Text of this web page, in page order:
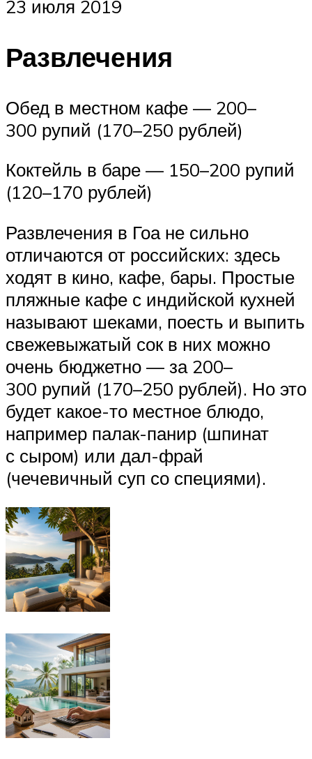
23 июля 2019
Развлечения
Обед в местном кафе — 200–
300 рупий (170–250 рублей)
Коктейль в баре — 150–200 рупий
(120–170 рублей)
Развлечения в Гоа не сильно
отличаются от российских: здесь
ходят в кино, кафе, бары. Простые
пляжные кафе с индийской кухней
называют шеками, поесть и выпить
свежевыжатый сок в них можно
очень бюджетно — за 200–
300 рупий (170–250 рублей). Но это
будет какое-то местное блюдо,
например палак-панир (шпинат
с сыром) или дал-фрай
(чечевичный суп со специями).